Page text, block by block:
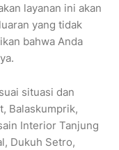
layanan ini akan
yang tidak
bahwa Anda
situasi dan
Balaskumprik,
Interior Tanjung
Dukuh Setro,